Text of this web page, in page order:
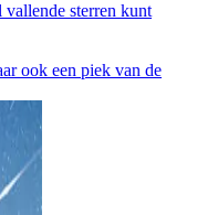
vallende sterren kunt
ook een piek van de